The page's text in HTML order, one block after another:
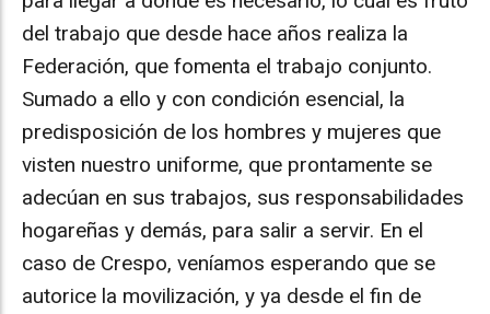
del trabajo que desde hace años realiza la
Federación, que fomenta el trabajo conjunto.
Sumado a ello y con condición esencial, la
predisposición de los hombres y mujeres que
visten nuestro uniforme, que prontamente se
adecúan en sus trabajos, sus responsabilidades
hogareñas y demás, para salir a servir. En el
caso de Crespo, veníamos esperando que se
autorice la movilización, y ya desde el fin de